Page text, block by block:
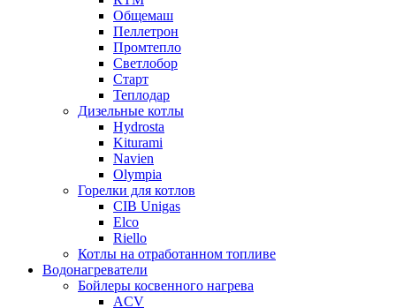
Общемаш
Пеллетрон
Промтепло
Светлобор
Старт
Теплодар
Дизельные котлы
Hydrosta
Kiturami
Navien
Olympia
Горелки для котлов
CIB Unigas
Elco
Riello
Котлы на отработанном топливе
Водонагреватели
Бойлеры косвенного нагрева
ACV